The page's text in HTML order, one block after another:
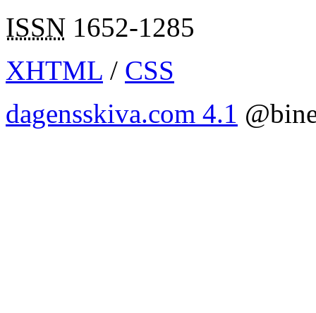
ISSN 1652-1285
XHTML / CSS
dagensskiva.com 4.1